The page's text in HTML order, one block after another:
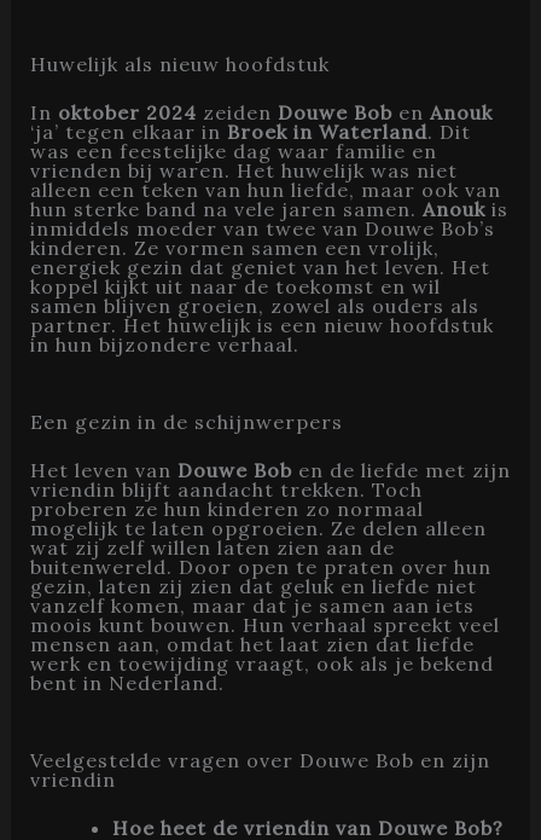
Huwelijk als nieuw hoofdstuk
In oktober 2024 zeiden Douwe Boben Anouk
‘ja’ tegen elkaar in Broek in Waterland. Dit
was een feestelijke dag waar familie en
vrienden bij waren. Het huwelijk was niet
alleen een teken van hun liefde, maar ook van
hun sterke band na vele jaren samen. Anoukis
inmiddels moeder van twee van Douwe Bob’s
kinderen. Ze vormen samen een vrolijk,
energiek gezin dat geniet van het leven. Het
koppel kijkt uit naar de toekomst en wil
samen blijven groeien, zowel als ouders als
partner. Het huwelijk is een nieuw hoofdstuk
in hun bijzondere verhaal.
Een gezin in de schijnwerpers
Het leven van Douwe Boben de liefde met zijn
vriendin blijft aandacht trekken. Toch
proberen ze hun kinderen zo normaal
mogelijk te laten opgroeien. Ze delen alleen
wat zij zelf willen laten zien aan de
buitenwereld. Door open te praten over hun
gezin, laten zij zien dat geluk en liefde niet
vanzelf komen, maar dat je samen aan iets
moois kunt bouwen. Hun verhaal spreekt veel
mensen aan, omdat het laat zien dat liefde
werk en toewijding vraagt, ook als je bekend
bent in Nederland.
Veelgestelde vragen over Douwe Bob en zijn
vriendin
Hoe heet de vriendin van Douwe Bob?